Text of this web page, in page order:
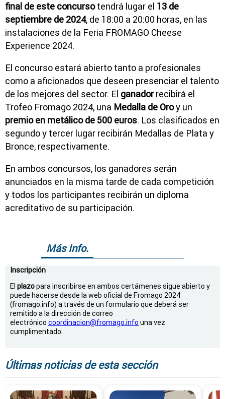
final de este concursotendrá lugar el 13 de
septiembre de 2024, de 18:00 a 20:00 horas, en las
instalaciones de la Feria FROMAGO Cheese
Experience 2024.
El concurso estará abierto tanto a profesionales
como a aficionados que deseen presenciar el talento
de los mejores del sector. El ganadorrecibirá el
Trofeo Fromago 2024, una Medalla de Oroy un
premio en metálico de 500 euros. Los clasificados en
segundo y tercer lugar recibirán Medallas de Plata y
Bronce, respectivamente.
En ambos concursos, los ganadores serán
anunciados en la misma tarde de cada competición
y todos los participantes recibirán un diploma
acreditativo de su participación.
Más Info.
Inscripción
El plazopara inscribirse en ambos certámenes sigue abierto y
puede hacerse desde la web oficial de Fromago 2024
(fromago.info) a través de un formulario que deberá ser
remitido a la dirección de correo
electrónico coordinacion@fromago.info una vez
cumplimentado.
Últimas noticias de esta sección